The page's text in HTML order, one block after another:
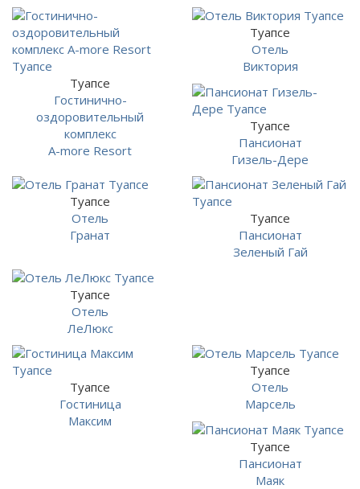
Туапсе
Гостинично-
оздоровительный
комплекс
A-more Resort
Туапсе
Отель
Виктория
Туапсе
Пансионат
Гизель-Дере
Туапсе
Отель
Гранат
Туапсе
Пансионат
Зеленый Гай
Туапсе
Отель
ЛеЛюкс
Туапсе
Гостиница
Максим
Туапсе
Отель
Марсель
Туапсе
Пансионат
Маяк